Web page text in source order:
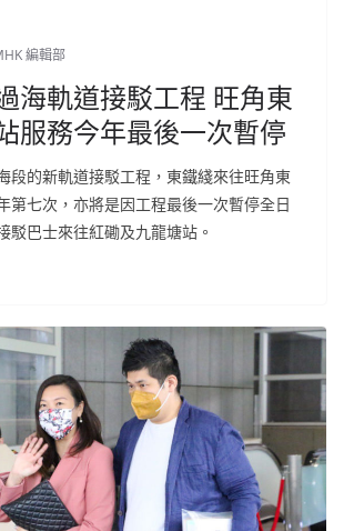
編輯部
海軌道接駁工程 旺角東
服務今年最後一次暫停
段的新軌道接駁工程，東鐵綫來往旺角東
第七次，亦將是因工程最後一次暫停全日
駁巴士來往紅磡及九龍塘站。